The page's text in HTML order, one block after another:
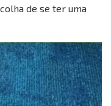
de se ter uma